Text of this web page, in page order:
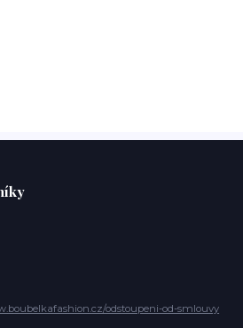
odstoupeni-od-smlouvy